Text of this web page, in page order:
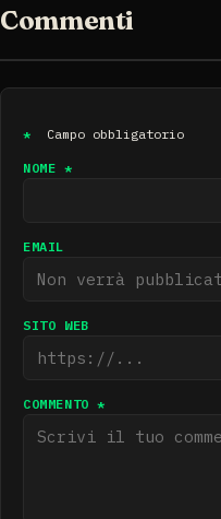
Commenti
* Campo obbligatorio
NOME *
EMAIL
SITO WEB
COMMENTO *